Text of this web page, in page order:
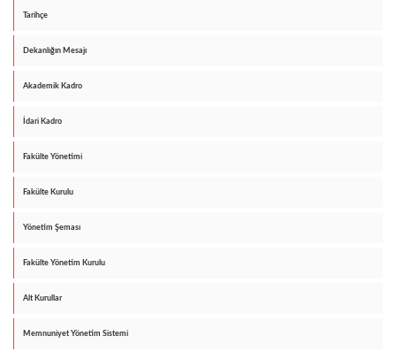
Tarihçe
Dekanlığın Mesajı
Akademik Kadro
İdari Kadro
Fakülte Yönetimi
Fakülte Kurulu
Yönetim Şeması
Fakülte Yönetim Kurulu
Alt Kurullar
Memnuniyet Yönetim Sistemi